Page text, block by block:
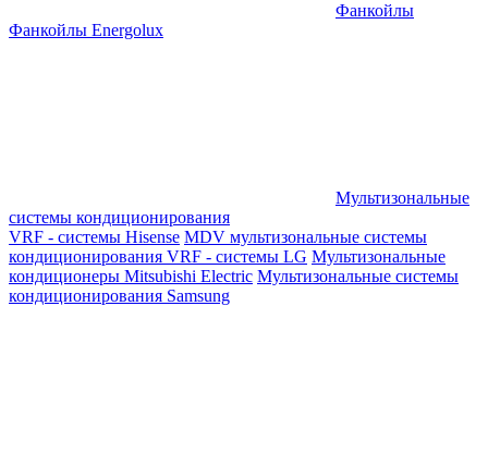
Фанкойлы
Фанкойлы Energolux
Мультизональные
системы кондиционирования
VRF - системы Hisense MDV мультизональные системы
кондиционирования VRF - системы LG Мультизональные
кондиционеры Mitsubishi Electric Мультизональные системы
кондиционирования Samsung